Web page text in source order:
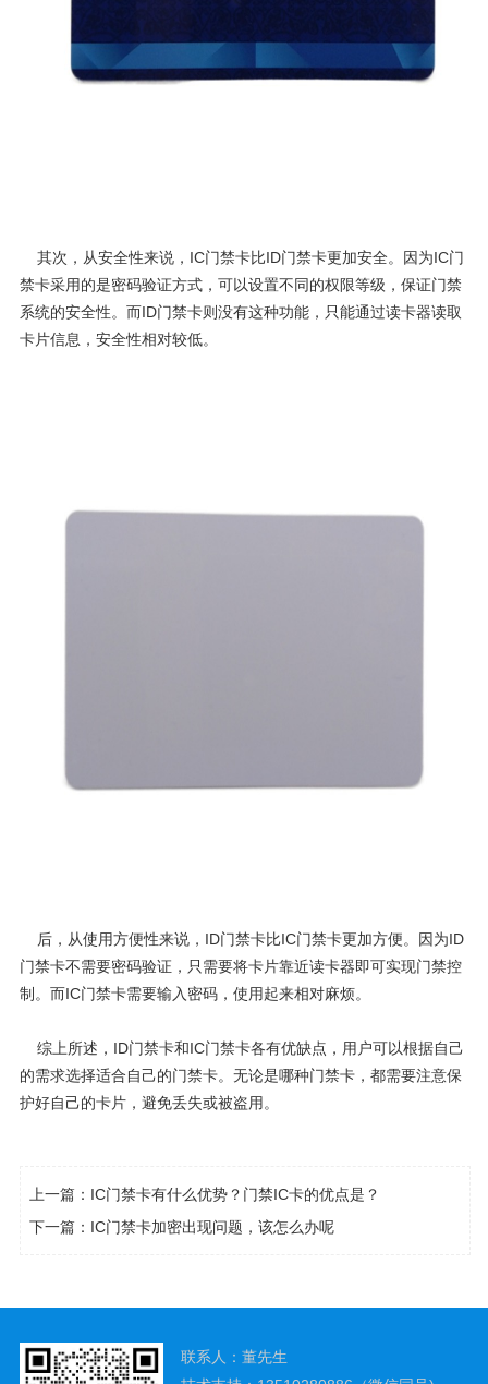
其次，从安全性来说，IC门禁卡比ID门禁卡更加安全。因为IC门
禁卡采用的是密码验证方式，可以设置不同的权限等级，保证门禁
系统的安全性。而ID门禁卡则没有这种功能，只能通过读卡器读取
卡片信息，安全性相对较低。
后，从使用方便性来说，ID门禁卡比IC门禁卡更加方便。因为ID
门禁卡不需要密码验证，只需要将卡片靠近读卡器即可实现门禁控
制。而IC门禁卡需要输入密码，使用起来相对麻烦。
综上所述， ID门禁卡和IC门禁卡各有优缺点，用户可以根据自己
的需求选择适合自己的门禁卡。无论是哪种门禁卡，都需要注意保
护好自己的卡片，避免丢失或被盗用。
上一篇： IC门禁卡有什么优势？门禁IC卡的优点是？
下一篇： IC门禁卡加密出现问题，该怎么办呢
联系人：董先生